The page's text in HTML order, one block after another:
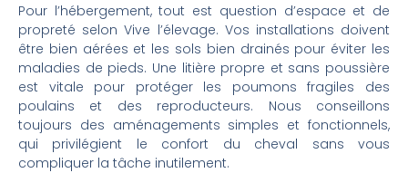
Pour l’hébergement, tout est question d’espace et de
propreté selon Vive l’élevage. Vos installations doivent
être bien aérées et les sols bien drainés pour éviter les
maladies de pieds. Une litière propre et sans poussière
est vitale pour protéger les poumons fragiles des
poulains et des reproducteurs. Nous conseillons
toujours des aménagements simples et fonctionnels,
qui privilégient le confort du cheval sans vous
compliquer la tâche inutilement.